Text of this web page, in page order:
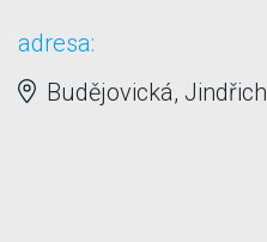
adresa:
Budějovická,